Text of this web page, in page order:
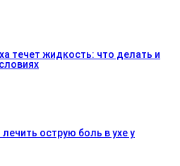
течет жидкость: что делать и
острую боль в ухе у